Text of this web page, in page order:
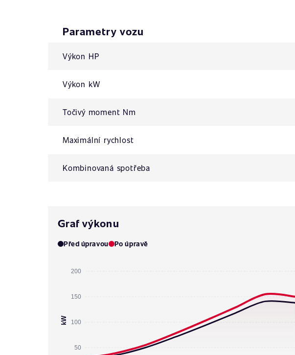
Parametry vozu
Výkon HP
Výkon kW
Točivý moment Nm
Maximální rychlost
Kombinovaná spotřeba
Graf výkonu
Před úpravou Po úpravě
200
150
100
50
kW